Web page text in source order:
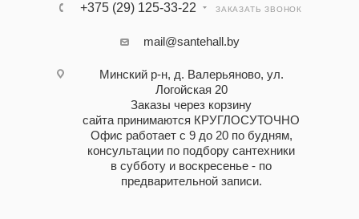
+375 (29) 125-33-22 ЗАКАЗАТЬ ЗВОНОК
mail@santehall.by
Минский р-н, д. Валерьяново, ул.
Логойская 20
Заказы через корзину
сайта принимаются КРУГЛОСУТОЧНО
Офис работает с 9 до 20 по будням,
консультации по подбору сантехники
в субботу и воскресенье - по
предварительной записи.